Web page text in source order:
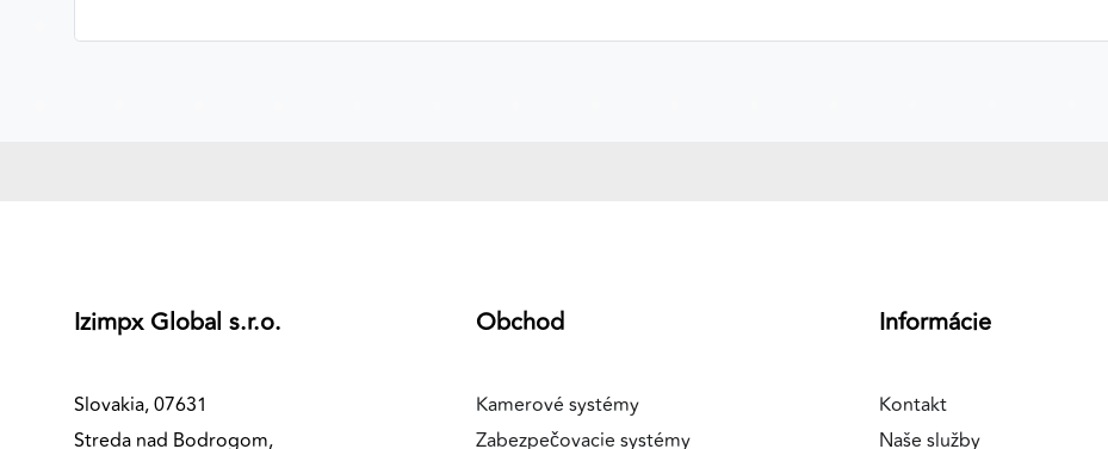
Izimpx Global s.r.o.
Slovakia, 07631
Streda nad Bodrogom,
Obchod
Kamerové systémy
Zabezpečovacie systémy
Informácie
Kontakt
Naše služby
Umožňujú nám a našim partnerom zobrazovať cielenú a